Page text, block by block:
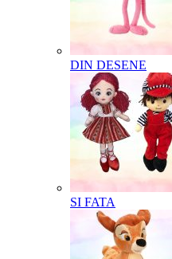
DIN DESENE
SI FATA